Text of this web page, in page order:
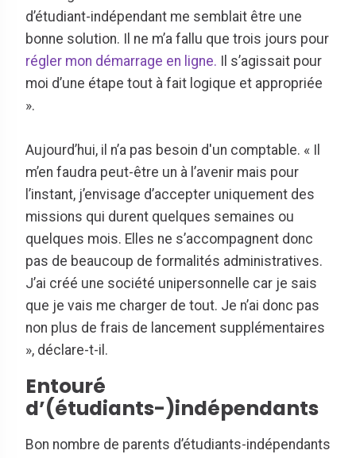
d’étudiant-indépendant me semblait être une
bonne solution. Il ne m’a fallu que trois jours pour
régler mon démarrage en ligne. Il s’agissait pour
moi d’une étape tout à fait logique et appropriée
».
Aujourd’hui, il n’a pas besoin d'un comptable. « Il
m’en faudra peut-être un à l’avenir mais pour
l’instant, j’envisage d’accepter uniquement des
missions qui durent quelques semaines ou
quelques mois. Elles ne s’accompagnent donc
pas de beaucoup de formalités administratives.
J’ai créé une société unipersonnelle car je sais
que je vais me charger de tout. Je n’ai donc pas
non plus de frais de lancement supplémentaires
», déclare-t-il.
Entouré
d’(étudiants-)indépendants
Bon nombre de parents d’étudiants-indépendants